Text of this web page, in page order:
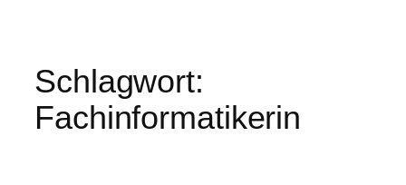
Schlagwort:
Fachinformatikerin